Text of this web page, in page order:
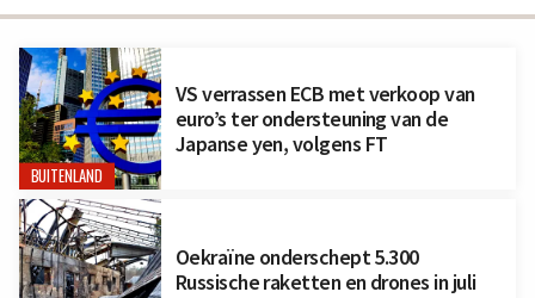
BUITENLAND
VS verrassen ECB met verkoop van
euro’s ter ondersteuning van de
Japanse yen, volgens FT
Oekraïne onderschept 5.300
Russische raketten en drones in juli